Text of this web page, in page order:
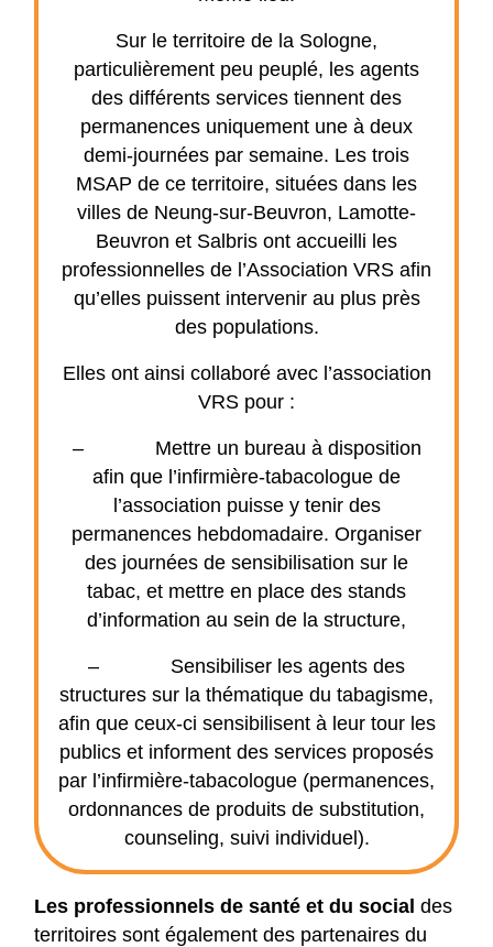
Sur le territoire de la Sologne,
particulièrement peu peuplé, les agents
des différents services tiennent des
permanences uniquement une à deux
demi-journées par semaine. Les trois
MSAP de ce territoire, situées dans les
villes de Neung-sur-Beuvron, Lamotte-
Beuvron et Salbris ont accueilli les
professionnelles de l’Association VRS afin
qu’elles puissent intervenir au plus près
des populations.
Elles ont ainsi collaboré avec l’association
VRS pour :
– Mettre un bureau à disposition
afin que l’infirmière-tabacologue de
l’association puisse y tenir des
permanences hebdomadaire. Organiser
des journées de sensibilisation sur le
tabac, et mettre en place des stands
d’information au sein de la structure,
– Sensibiliser les agents des
structures sur la thématique du tabagisme,
afin que ceux-ci sensibilisent à leur tour les
publics et informent des services proposés
par l’infirmière-tabacologue (permanences,
ordonnances de produits de substitution,
counseling, suivi individuel).
Les professionnels de santé et du social des
territoires sont également des partenaires du